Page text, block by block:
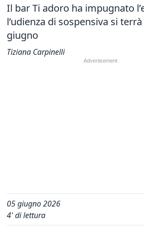
Il bar Ti adoro ha impugnato
l’udienza di sospensiva si
giugno
Tiziana Carpinelli
05 giugno 2026
4' di lettura